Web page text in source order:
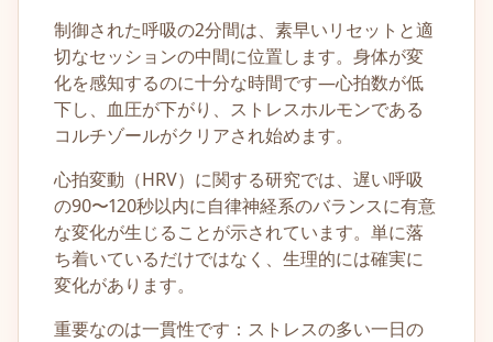
制御された呼吸の2分間は、素早いリセットと適
切なセッションの中間に位置します。身体が変
化を感知するのに十分な時間です—心拍数が低
下し、血圧が下がり、ストレスホルモンである
コルチゾールがクリアされ始めます。
心拍変動（HRV）に関する研究では、遅い呼吸
の90〜120秒以内に自律神経系のバランスに有意
な変化が生じることが示されています。単に落
ち着いているだけではなく、生理的には確実に
変化があります。
重要なのは一貫性です：ストレスの多い一日の